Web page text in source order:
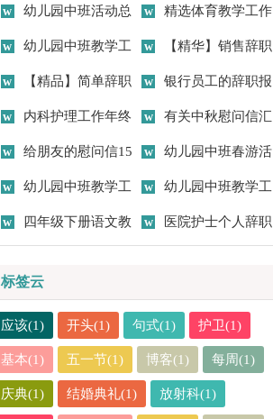
自查报告4篇
幼儿园中班活动总
结
精选体育教学工作
总结范文锦集九篇
幼儿园中班教学工
作总结
【精华】销售辞职
报告范文集合五篇
【精品】简单辞职
报告集锦九篇
银行员工的辞职报
告
内科护理工作年终
总结
有关中秋慰问信汇
编六篇
给朋友的慰问信15
篇
幼儿园中班春游活
动总结
幼儿园中班教学工
作总结(15篇)
幼儿园中班教学工
作总结15篇
四年级下册语文教 医院护士个人辞职
标签云
应该(1) 开头(1) 句式(1) 护卫(1)
基本(1) 五一节(1) 博客(1) 每周(1)
庆典(1) 结婚典礼(1) 放射科(1)